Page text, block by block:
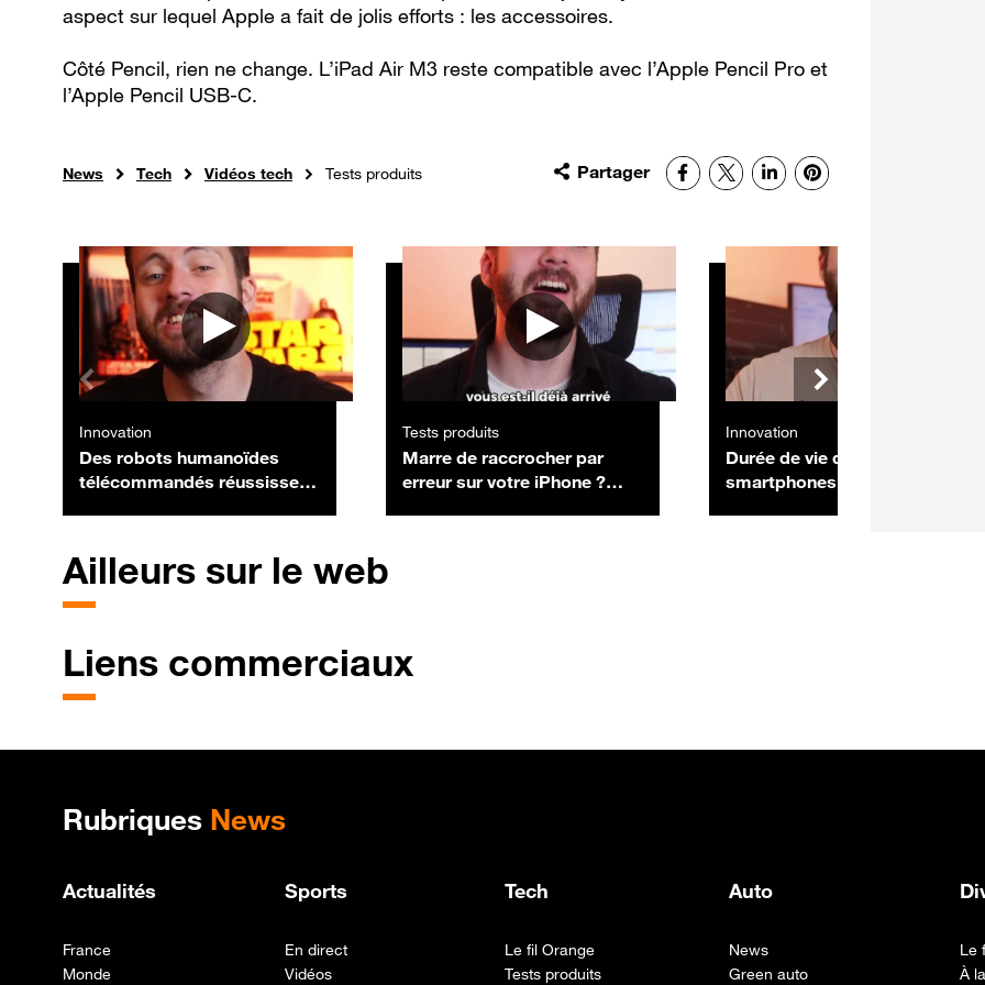
aspect sur lequel Apple a fait de jolis efforts : les accessoires.
Côté Pencil, rien ne change. L’iPad Air M3 reste compatible avec l’Apple Pencil Pro et
l’Apple Pencil USB-C.
News Tech Vidéos tech Tests produits Partager Facebook
X LinkedInPinterest
Autres vidéos
Innovation
Des robots humanoïdes
télécommandés réussissent
Tests produits
Marre de raccrocher par
erreur sur votre iPhone ?
Innovation
Durée de vie des
smartphones :
Ailleurs sur le web
Liens commerciaux
Plan de site
Rubriques News
Actualités
France
Monde
Sports
En direct
Vidéos
Tech
Le fil Orange
Tests produits
Auto
News
Green auto
Le
À